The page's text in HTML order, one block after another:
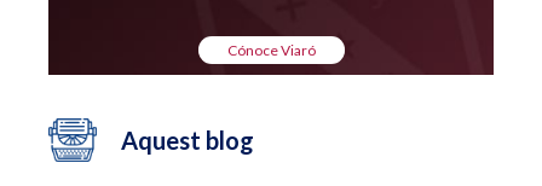
Cónoce Viaró
Aquest blog